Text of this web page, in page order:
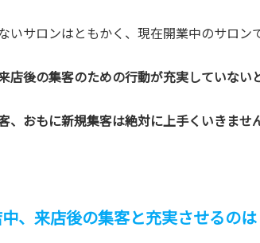
いサロンはともかく、現在開業中のサロン
店後の集客のための行動が充実していない
、おもに新規集客は絶対に上手くいきませ
、来店後の集客と充実させるのは